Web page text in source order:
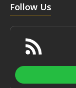
Follow Us